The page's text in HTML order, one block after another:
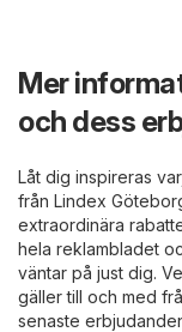
Mer
och dess
Låt dig inspireras
från Lindex
extraordinära
hela reklambladet
väntar på just dig.
gäller till och med
senaste